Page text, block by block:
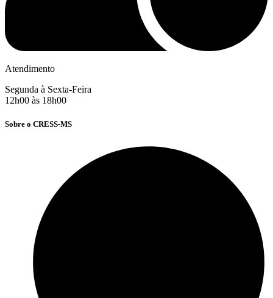
Atendimento
Segunda à Sexta-Feira
12h00 às 18h00
Sobre o CRESS-MS